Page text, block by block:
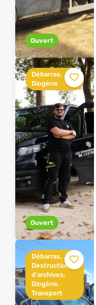
Ouvert
Ouvert
Débarras,
Diogène
Débarras,
Destruction
d'archives,
Diogène,
Transport